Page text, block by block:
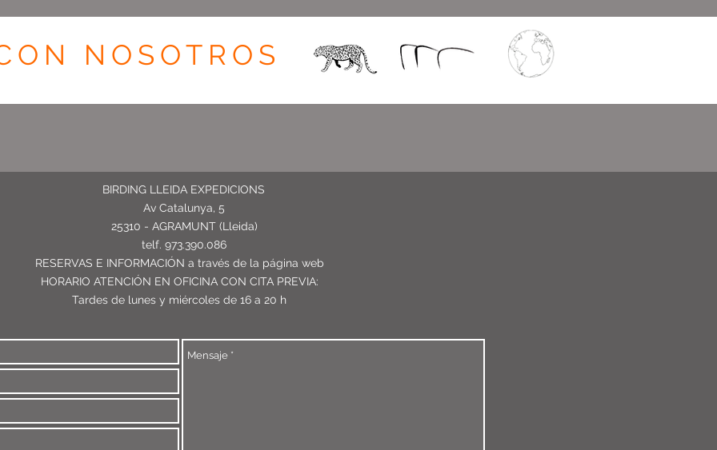
NOSOTROS
BIRDING LLEIDA EXPEDICIONS
Av Catalunya, 5
25310 - AGRAMUNT (Lleida)
telf. 973.390.086
RESERVAS E INFORMACIÓN a través de la página web
HORARIO ATENCIÓN EN OFICINA CON CITA PREVIA:
Tardes de lunes y miércoles de 16 a 20 h